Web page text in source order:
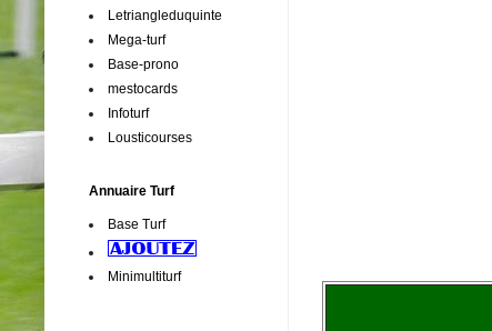
Letriangleduquinte
Mega-turf
Base-prono
mestocards
Infoturf
Lousticourses
Annuaire Turf
Base Turf
Minimultiturf